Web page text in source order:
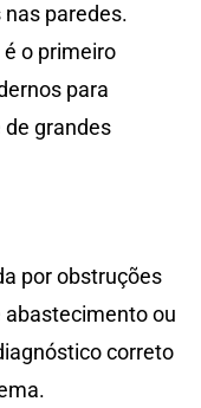
paredes.
o primeiro
para
de grandes
por obstruções
abastecimento ou
correto